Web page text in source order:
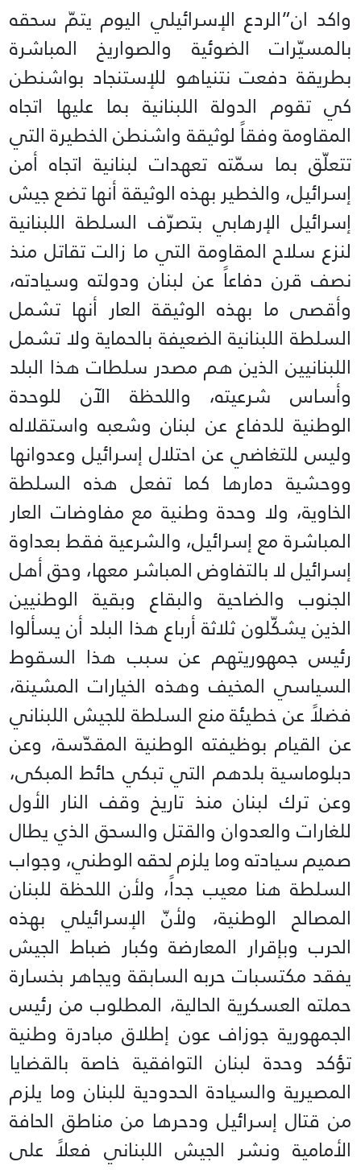
واكد ان”الردع الإسرائيلي اليوم يتمّ سحقه
بالمسيّرات الضوئية والصواريخ المباشرة
بطريقة دفعت نتنياهو للإستنجاد بواشنطن
كي تقوم الدولة اللبنانية بما عليها اتجاه
المقاومة وفقاً لوثيقة واشنطن الخطيرة التي
تتعلّق بما سمّته تعهدات لبنانية اتجاه أمن
إسرائيل، والخطير بهذه الوثيقة أنها تضع جيش
إسرائيل الإرهابي بتصرّف السلطة اللبنانية
لنزع سلاح المقاومة التي ما زالت تقاتل منذ
نصف قرن دفاعاً عن لبنان ودولته وسيادته،
وأقصى ما بهذه الوثيقة العار أنها تشمل
السلطة اللبنانية الضعيفة بالحماية ولا تشمل
اللبنانيين الذين هم مصدر سلطات هذا البلد
وأساس شرعيته، واللحظة الآن للوحدة
الوطنية للدفاع عن لبنان وشعبه واستقلاله
وليس للتغاضي عن احتلال إسرائيل وعدوانها
ووحشية دمارها كما تفعل هذه السلطة
الخاوية، ولا وحدة وطنية مع مفاوضات العار
المباشرة مع إسرائيل، والشرعية فقط بعداوة
إسرائيل لا بالتفاوض المباشر معها، وحق أهل
الجنوب والضاحية والبقاع وبقية الوطنيين
الذين يشكّلون ثلاثة أرباع هذا البلد أن يسألوا
رئيس جمهوريتهم عن سبب هذا السقوط
السياسي المخيف وهذه الخيارات المشينة،
فضلاً عن خطيئة منع السلطة للجيش اللبناني
عن القيام بوظيفته الوطنية المقدّسة، وعن
دبلوماسية بلدهم التي تبكي حائط المبكى،
وعن ترك لبنان منذ تاريخ وقف النار الأول
للغارات والعدوان والقتل والسحق الذي يطال
صميم سيادته وما يلزم لحقه الوطني، وجواب
السلطة هنا معيب جداً، ولأن اللحظة للبنان
المصالح الوطنية، ولأنّ الإسرائيلي بهذه
الحرب وبإقرار المعارضة وكبار ضباط الجيش
يفقد مكتسبات حربه السابقة ويجاهر بخسارة
حملته العسكرية الحالية، المطلوب من رئيس
الجمهورية جوزاف عون إطلاق مبادرة وطنية
تؤكد وحدة لبنان التوافقية خاصة بالقضايا
المصيرية والسيادة الحدودية للبنان وما يلزم
من قتال إسرائيل ودحرها من مناطق الحافة
الأمامية ونشر الجيش اللبناني فعلاً على